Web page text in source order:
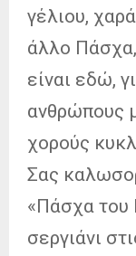
γέλιου,
άλλο
είναι εδώ,
ανθρώπους
χορούς
Σας
«Πάσχα του
σεργιάνι